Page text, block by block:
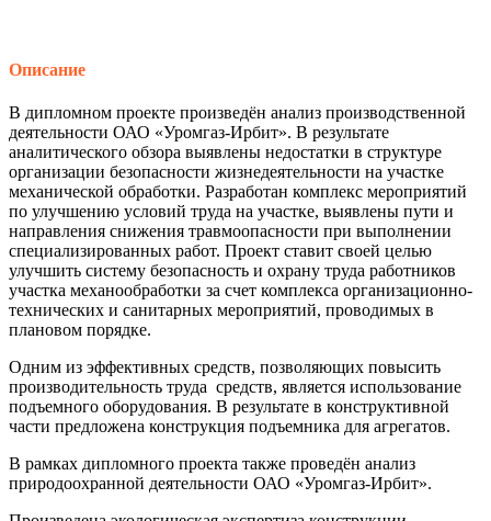
Описание
В дипломном проекте произведён анализ производственной
деятельности ОАО «Уромгаз-Ирбит». В результате
аналитического обзора выявлены недостатки в структуре
организации безопасности жизнедеятельности на участке
механической обработки. Разработан комплекс мероприятий
по улучшению условий труда на участке, выявлены пути и
направления снижения травмоопасности при выполнении
специализированных работ. Проект ставит своей целью
улучшить систему безопасность и охрану труда работников
участка механообработки за счет комплекса организационно-
технических и санитарных мероприятий, проводимых в
плановом порядке.
Одним из эффективных средств, позволяющих повысить
производительность труда средств, является использование
подъемного оборудования. В результате в конструктивной
части предложена конструкция подъемника для агрегатов.
В рамках дипломного проекта также проведён анализ
природоохранной деятельности ОАО «Уромгаз-Ирбит».